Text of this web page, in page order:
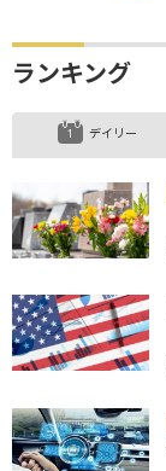
ランキング
デイリー